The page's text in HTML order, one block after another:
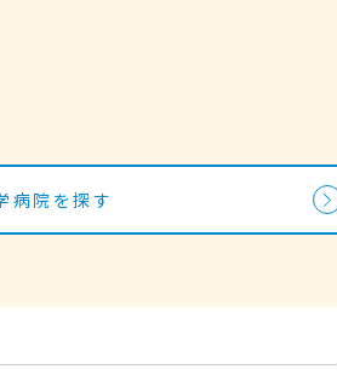
病院を探す